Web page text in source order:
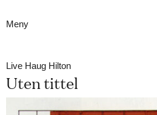
Meny
Live Haug Hilton
Uten tittel